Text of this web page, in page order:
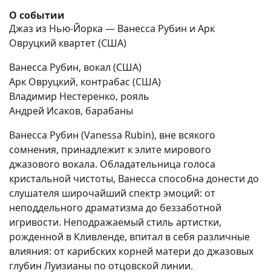
О событии
Джаз из Нью-Йорка — Ванесса Рубин и Арк
Овруцкий квартет (США)
Ванесса Рубин, вокал (США)
Арк Овруцкий, контрабас (США)
Владимир Нестеренко, рояль
Андрей Исаков, барабаны
Ванесса Рубин (Vanessa Rubin), вне всякого
сомнения, принадлежит к элите мирового
джазового вокала. Обладательница голоса
кристальной чистоты, Ванесса способна донести до
слушателя широчайший спектр эмоций: от
неподдельного драматизма до беззаботной
игривости. Неподражаемый стиль артистки,
рожденной в Кливленде, впитал в себя различные
влияния: от карибских корней матери до джазовых
глубин Луизианы по отцовской линии.